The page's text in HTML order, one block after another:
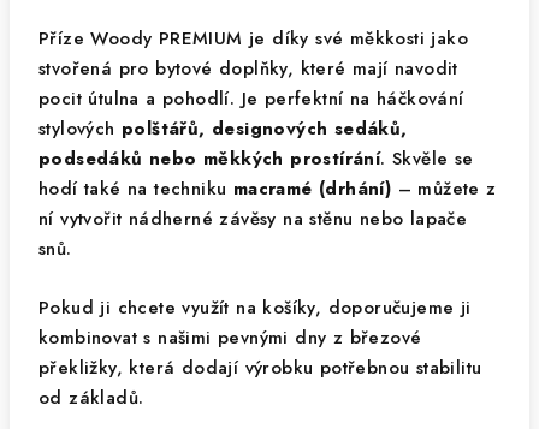
Příze Woody PREMIUM je díky své měkkosti jako
stvořená pro bytové doplňky, které mají navodit
pocit útulna a pohodlí. Je perfektní na háčkování
stylových polštářů, designových sedáků,
podsedáků nebo měkkých prostírání. Skvěle se
hodí také na techniku macramé (drhání) – můžete z
ní vytvořit nádherné závěsy na stěnu nebo lapače
snů.
Pokud ji chcete využít na košíky, doporučujeme ji
kombinovat s našimi pevnými dny z březové
překližky, která dodají výrobku potřebnou stabilitu
od základů.